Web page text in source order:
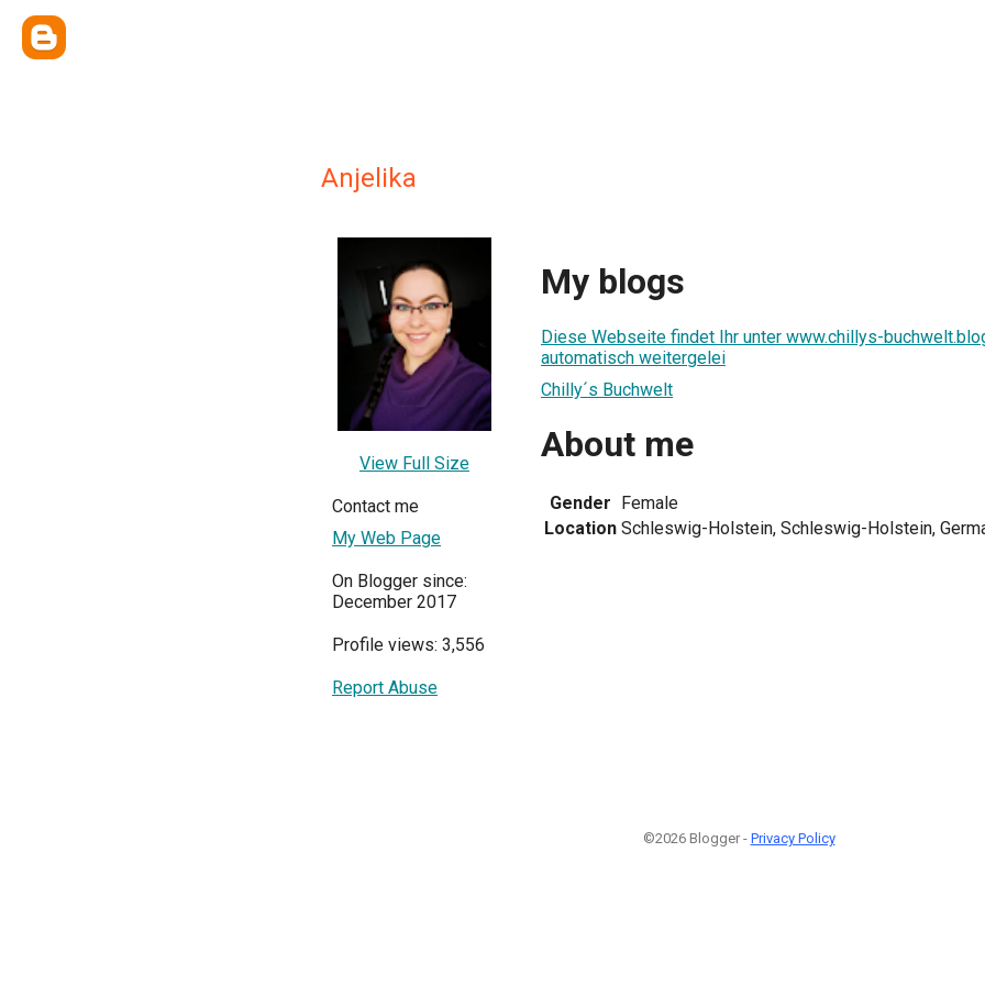
Anjelika
View Full Size
Contact me
My Web Page
On Blogger since:
December 2017
Profile views: 3,556
Report Abuse
My blogs
Diese Webseite findet Ihr unter www.chillys-
automatisch weitergelei
Chilly´s Buchwelt
About me
Gender Female
Location Schleswig-Holstein, Schleswig-Holstein,
©2026 Blogger - Privacy Policy